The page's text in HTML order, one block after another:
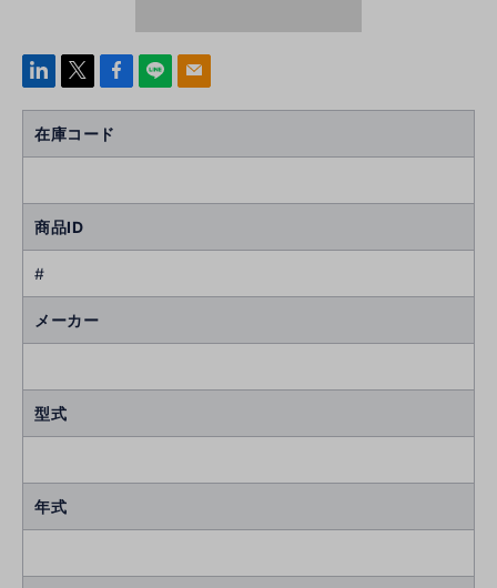
linke
Face
k
line mail
在庫コード
商品ID
#
メーカー
型式
年式